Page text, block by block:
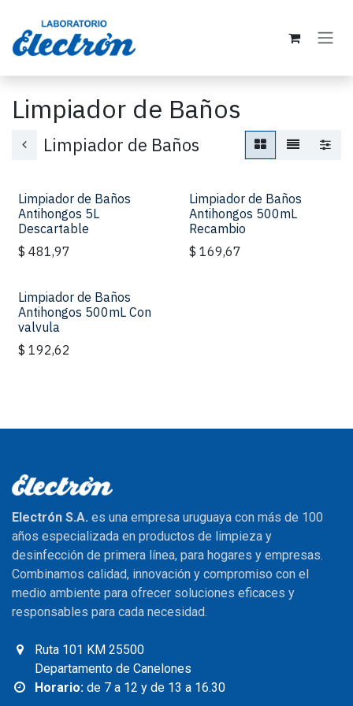
Limpiador de Baños
Limpiador de Baños
Limpiador de Baños
Antihongos 5L
Descartable
$ 481,97
Limpiador de Baños
Antihongos 500mL
Recambio
$ 169,67
Limpiador de Baños
Antihongos 500mL Con
valvula
$ 192,62
Electrón S.A. es una empresa uruguaya con más de 100
años especializada en productos de limpieza y
desinfección de primera línea, para hogares y empresas.
Combinamos calidad, innovación y compromiso con el
medio ambiente para ofrecer soluciones eficaces y
responsables para cada necesidad.
Ruta 101 KM 25500
Departamento de Canelones
Horario: de 7 a 12 y de 13 a 16.30